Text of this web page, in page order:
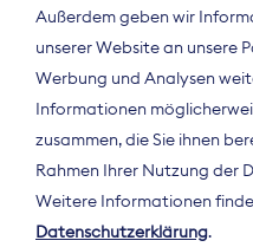
Der Bundesverband
Zeitungsverleger (BDZV)
Spitzenorganisation die
Außerdem geben wir
unserer Website an unsere
Werbung und Analysen
Informationen
zusammen, die Sie ihnen
Rahmen Ihrer Nutzung der
Weitere Informationen
Datenschutzerklärung.